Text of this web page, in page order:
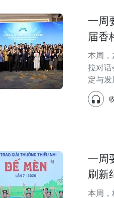
一周
届香
本周，
拉对话
定与发
一周
刷新
本周，